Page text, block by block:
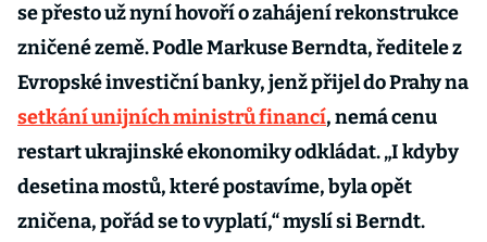
se přesto už nyní hovoří o zahájení rekonstrukce
zničené země. Podle Markuse Berndta, ředitele z
Evropské investiční banky, jenž přijel do Prahy na
setkání unijních ministrů financí, nemá cenu
restart ukrajinské ekonomiky odkládat. „I kdyby
desetina mostů, které postavíme, byla opět
zničena, pořád se to vyplatí,“ myslí si Berndt.